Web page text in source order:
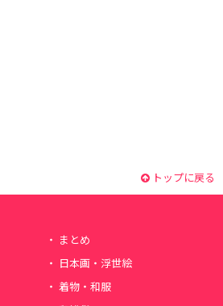
トップに戻る
まとめ
日本画・浮世絵
着物・和服